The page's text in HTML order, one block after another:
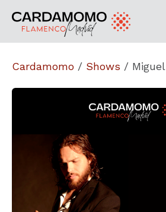
Cardamomo / Shows /